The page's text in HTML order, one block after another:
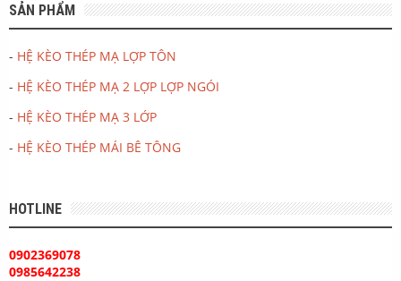
SẢN PHẨM
- HỆ KÈO THÉP MẠ LỢP TÔN
- HỆ KÈO THÉP MẠ 2 LỢP LỢP NGÓI
- HỆ KÈO THÉP MẠ 3 LỚP
- HỆ KÈO THÉP MÁI BÊ TÔNG
HOTLINE
0902369078
0985642238